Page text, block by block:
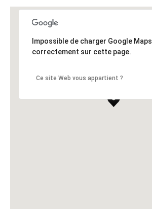
Impossible de charger Google Maps
correctement sur cette page.
Ce site Web vous appartient ?